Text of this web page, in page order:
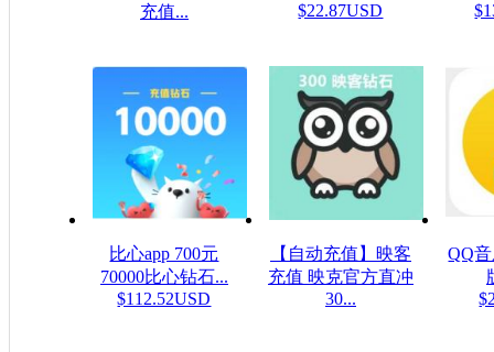
充值...
$22.87USD
比心app 700元
70000比心钻石...
$112.52USD
【自动充值】映客
充值 映克官方直冲
30...
QQ